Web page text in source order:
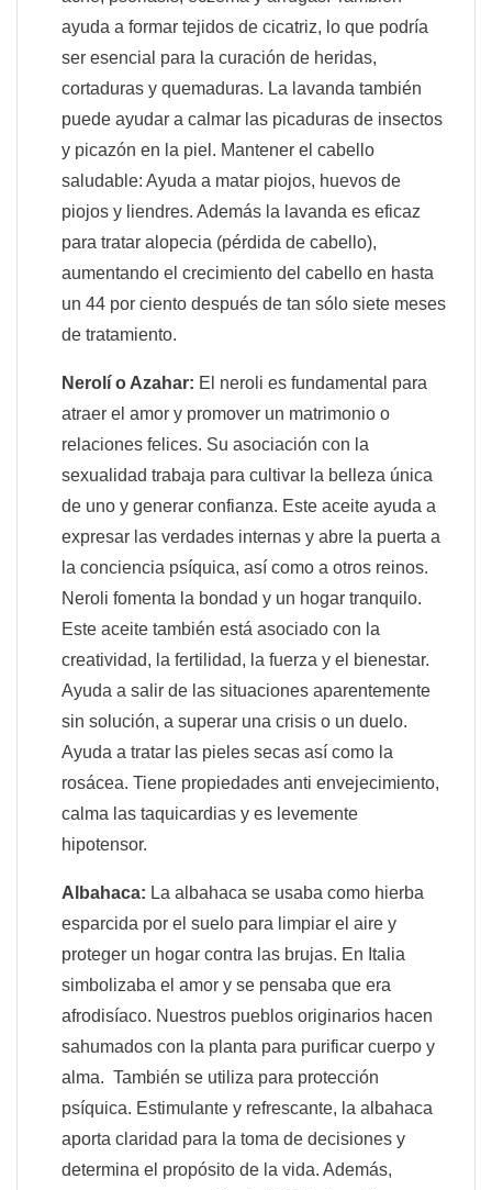
ayuda a formar tejidos de cicatriz, lo que podría
ser esencial para la curación de heridas,
cortaduras y quemaduras. La lavanda también
puede ayudar a calmar las picaduras de insectos
y picazón en la piel. Mantener el cabello
saludable: Ayuda a matar piojos, huevos de
piojos y liendres. Además la lavanda es eficaz
para tratar alopecia (pérdida de cabello),
aumentando el crecimiento del cabello en hasta
un 44 por ciento después de tan sólo siete meses
de tratamiento.
Nerolí o Azahar: El neroli es fundamental para
atraer el amor y promover un matrimonio o
relaciones felices. Su asociación con la
sexualidad trabaja para cultivar la belleza única
de uno y generar confianza. Este aceite ayuda a
expresar las verdades internas y abre la puerta a
la conciencia psíquica, así como a otros reinos.
Neroli fomenta la bondad y un hogar tranquilo.
Este aceite también está asociado con la
creatividad, la fertilidad, la fuerza y el bienestar.
Ayuda a salir de las situaciones aparentemente
sin solución, a superar una crisis o un duelo.
Ayuda a tratar las pieles secas así como la
rosácea. Tiene propiedades anti envejecimiento,
calma las taquicardias y es levemente
hipotensor.
Albahaca: La albahaca se usaba como hierba
esparcida por el suelo para limpiar el aire y
proteger un hogar contra las brujas. En Italia
simbolizaba el amor y se pensaba que era
afrodisíaco. Nuestros pueblos originarios hacen
sahumados con la planta para purificar cuerpo y
alma. También se utiliza para protección
psíquica. Estimulante y refrescante, la albahaca
aporta claridad para la toma de decisiones y
determina el propósito de la vida. Además,